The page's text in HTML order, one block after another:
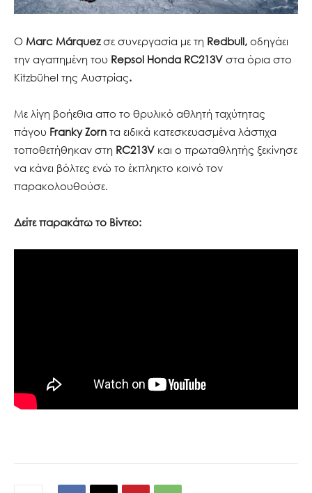
Ο Marc Márquezσε συνεργασία με τη Redbull, οδηγάει
την αγαπημένη του Repsol Honda RC213V στα όρια στο
Kitzbühel της Αυστρίας.
Με λίγη βοήεθια απο το θρυλικό αθλητή ταχύτητας
πάγου Franky Zorn τα ειδικά κατεσκευασμένα λάστιχα
τοποθετήθηκαν στη RC213V και ο πρωταθλητής ξεκίνησε
να κάνει βόλτες ενώ το έκπληκτο κοινό τον
παρακολουθούσε.
Δείτε παρακάτω το Βίντεο: